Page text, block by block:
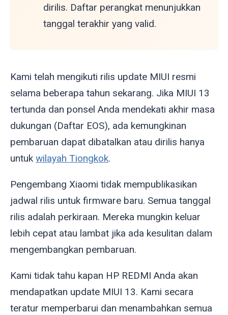
dirilis. Daftar perangkat menunjukkan
tanggal terakhir yang valid.
Kami telah mengikuti rilis update MIUI resmi
selama beberapa tahun sekarang. Jika MIUI 13
tertunda dan ponsel Anda mendekati akhir masa
dukungan (Daftar EOS), ada kemungkinan
pembaruan dapat dibatalkan atau dirilis hanya
untuk wilayah Tiongkok.
Pengembang Xiaomi tidak mempublikasikan
jadwal rilis untuk firmware baru. Semua tanggal
rilis adalah perkiraan. Mereka mungkin keluar
lebih cepat atau lambat jika ada kesulitan dalam
mengembangkan pembaruan.
Kami tidak tahu kapan HP REDMI Anda akan
mendapatkan update MIUI 13. Kami secara
teratur memperbarui dan menambahkan semua